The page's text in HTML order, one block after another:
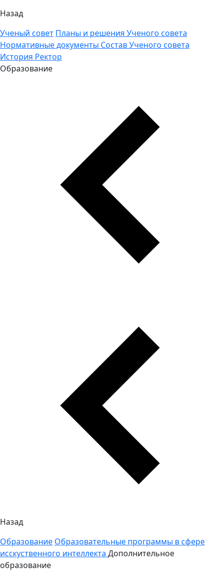
Назад
Ученый совет Планы и решения Ученого совета
Нормативные документы Состав Ученого совета
История Ректор
Образование
Назад
Образование Образовательные программы в сфере
исскуственного интеллекта Дополнительное
образование